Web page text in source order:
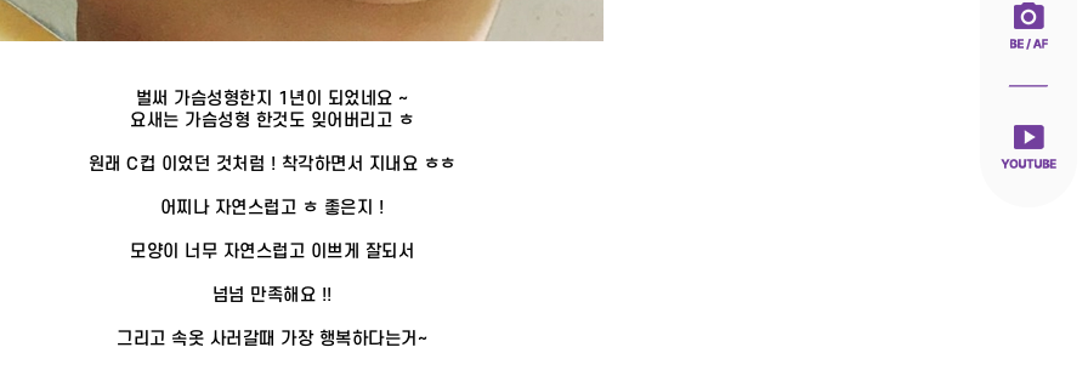
벌써 가슴성형한지 1년이 되었네요 ~
요새는 가슴성형 한것도 잊어버리고 ㅎ
원래 C컵 이었던 것처럼 ! 착각하면서 지내요 ㅎㅎ
어찌나 자연스럽고 ㅎ 좋은지 !
모양이 너무 자연스럽고 이쁘게 잘되서
넘넘 만족해요 !!
그리고 속옷 사러갈때 가장 행복하다는거~